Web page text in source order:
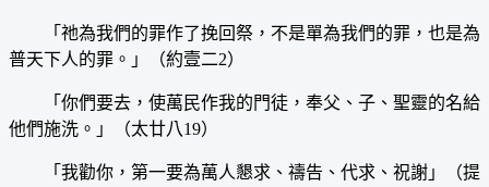
「祂為我們的罪作了挽回祭，不是單為我們的罪，也是為
普天下人的罪。」（約壹二2）
「你們要去，使萬民作我的門徒，奉父、子、聖靈的名給
他們施洗。」（太廿八19）
「我勸你，第一要為萬人懇求、禱告、代求、祝謝」（提